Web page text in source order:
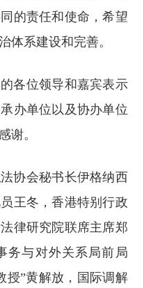
的责任和使命，希望
体系建设和完善。
各位领导和嘉宾表示
办单位以及协办单位
谢。
协会秘书长伊格纳西
王冬，香港特别行政
律研究院联席主席郑
务与对外关系局前局
授”黄解放，国际调解